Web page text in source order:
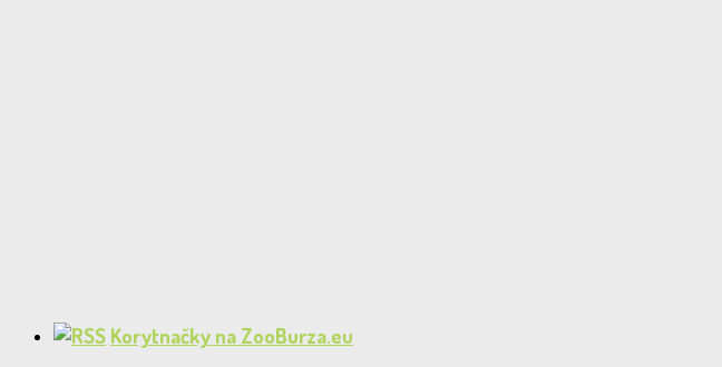
Korytnačky na ZooBurza.eu